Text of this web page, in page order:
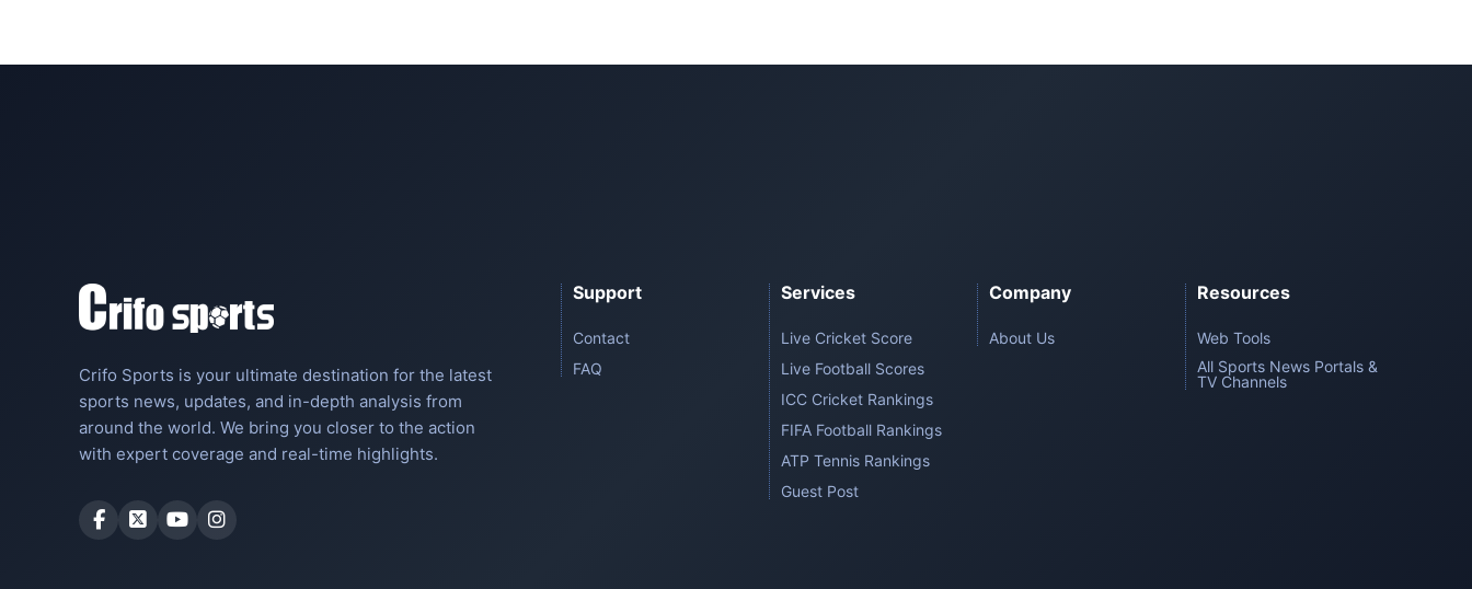
Crifo Sports is your ultimate destination for the latest
sports news, updates, and in-depth analysis from
around the world. We bring you closer to the action
with expert coverage and real-time highlights.
Support
Contact
FAQ
Services
Live Cricket Score
Live Football Scores
ICC Cricket Rankings
FIFA Football Rankings
ATP Tennis Rankings
Guest Post
Company
About Us
Resources
Web Tools
All Sports News Portals &
TV Channels